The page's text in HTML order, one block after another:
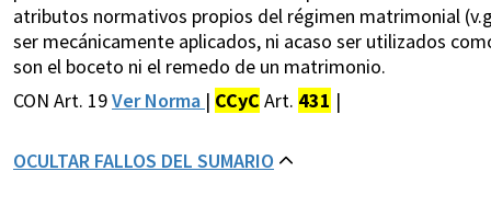
atributos normativos propios del régimen matrimonial
ser mecánicamente aplicados, ni acaso ser utilizados
son el boceto ni el remedo de un matrimonio.
CON Art. 19Ver Norma | CCyC Art. 431 |
OCULTAR FALLOS DEL SUMARIO